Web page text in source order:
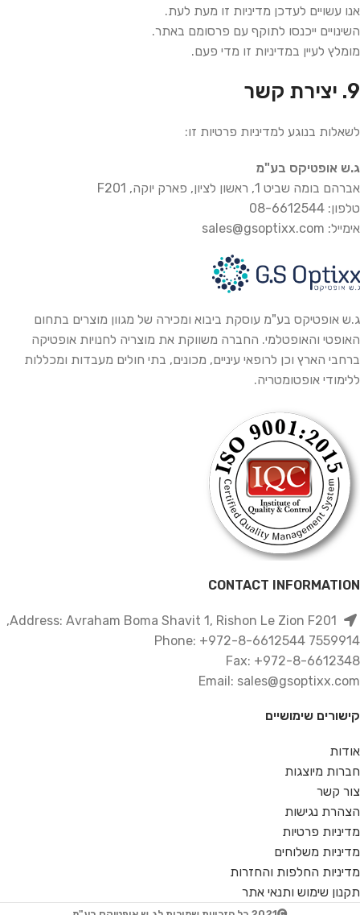
אנו עשויים לעדכן מדיניות זו מעת לעת.
השינויים ייכנסו לתוקף עם פרסומם באתר.
מומלץ לעיין במדיניות זו מדי פעם.
9. יצירת קשר
לשאלות בנוגע למדיניות פרטיות זו:
ג.ש אופטיקס בע"מ
אברהם בומה שביט 1, ראשון לציון, פארק יוקה, F201
טלפון: 08-6612544
אימייל: sales@gsoptixx.com
ג.ש אופטיקס בע"מ עוסקת ביבוא ומכירה של מגוון מוצרים בתחום
האופטי והאופטלמי. החברה משווקת את מוצריה לחנויות אופטיקה
ברחבי הארץ וכן לרופאי עיניים, מכונים, בתי חולים מעבדות ומכללות
ללימודי אופטומטריה.
CONTACT INFORMATION
7559914 Phone: +972-8-6612544
Fax: +972-8-6612348
Email: sales@gsoptixx.com
קישורים שימושיים
אודות
חברות מיוצגות
צור קשר
הצהרת נגישות
מדיניות פרטיות
מדיניות משלוחים
מדיניות החלפות והחזרות
תקנון שימוש ותנאי אתר